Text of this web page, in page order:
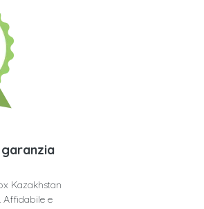
Kazakhstan
Affidabile e